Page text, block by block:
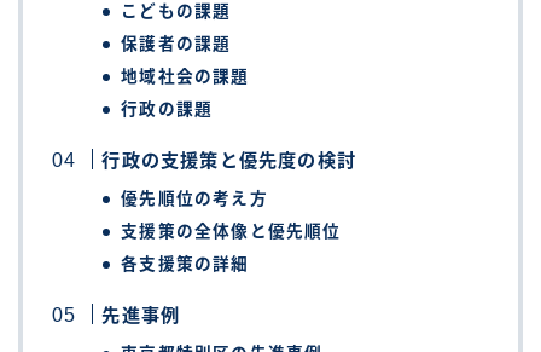
こどもの課題
保護者の課題
地域社会の課題
行政の課題
行政の支援策と優先度の検討
優先順位の考え方
支援策の全体像と優先順位
各支援策の詳細
先進事例